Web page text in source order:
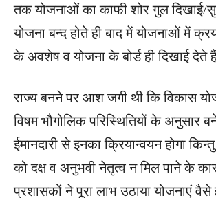
तक योजनाओं का काफी शोर गुल दिखाई/
योजना बन्द होते ही बाद में योजनाओं में
के अवशेष व योजना के बोर्ड ही दिखाई देते
राज्य बनने पर आश जगी थी कि विकास
विषम भौगोलिक परिस्थितियों के अनुसार
ईमानदारी से इनका क्रियान्वयन होगा किन्तु
को दक्ष व अनुभवी नेतृत्व न मिल पाने के
प्रशासकों ने पूरा लाभ उठाया योजनाएं वैसे